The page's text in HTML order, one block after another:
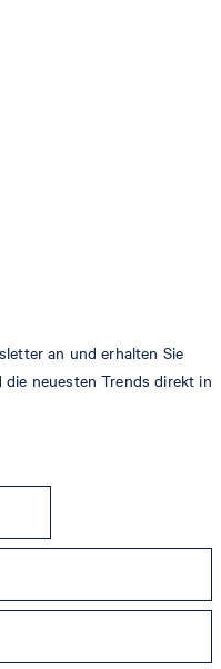
an und erhalten Sie
neuesten Trends direkt in